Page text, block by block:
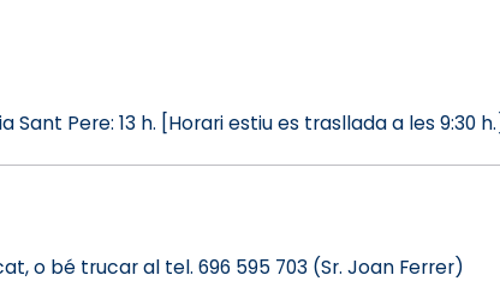
Sant Pere: 13 h. [Horari estiu es trasllada a les 9:30
o bé trucar al tel. 696 595 703 (Sr. Joan Ferrer)